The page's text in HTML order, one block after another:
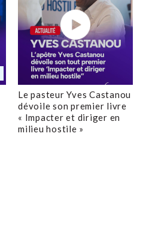
Le pasteur Yves Castanou
dévoile son premier livre
« Impacter et diriger en
milieu hostile »